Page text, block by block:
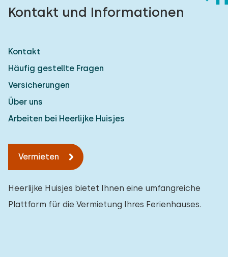
Kontakt und Informationen
Kontakt
Häufig gestellte Fragen
Versicherungen
Über uns
Arbeiten bei Heerlijke Huisjes
Vermieten
Heerlijke Huisjes bietet Ihnen eine umfangreiche
Plattform für die Vermietung Ihres Ferienhauses.